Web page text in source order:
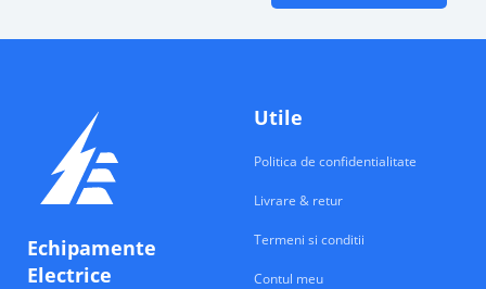
Echipamente
Electrice
Utile
Politica de confidentialitate
Livrare & retur
Termeni si conditii
Contul meu